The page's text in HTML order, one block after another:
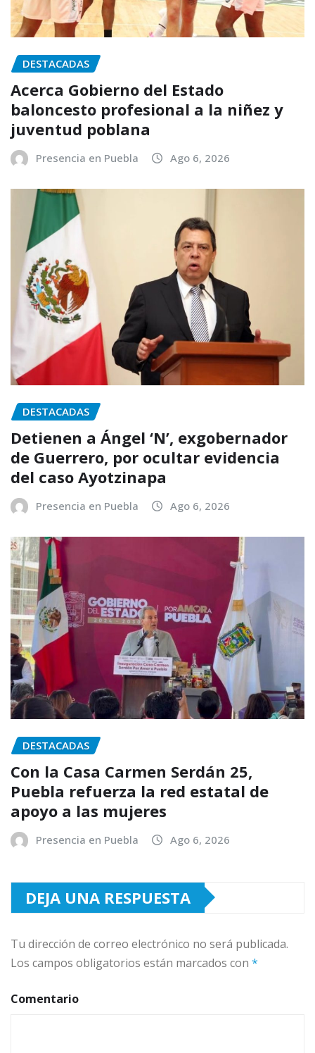
DESTACADAS
Acerca Gobierno del Estado
baloncesto profesional a la niñez y
juventud poblana
Presencia en Puebla Ago 6, 2026
DESTACADAS
Detienen a Ángel ‘N’, exgobernador
de Guerrero, por ocultar evidencia
del caso Ayotzinapa
Presencia en Puebla Ago 6, 2026
DESTACADAS
Con la Casa Carmen Serdán 25,
Puebla refuerza la red estatal de
apoyo a las mujeres
Presencia en Puebla Ago 6, 2026
DEJA UNA RESPUESTA
Tu dirección de correo electrónico no será publicada.
Los campos obligatorios están marcados con *
Comentario